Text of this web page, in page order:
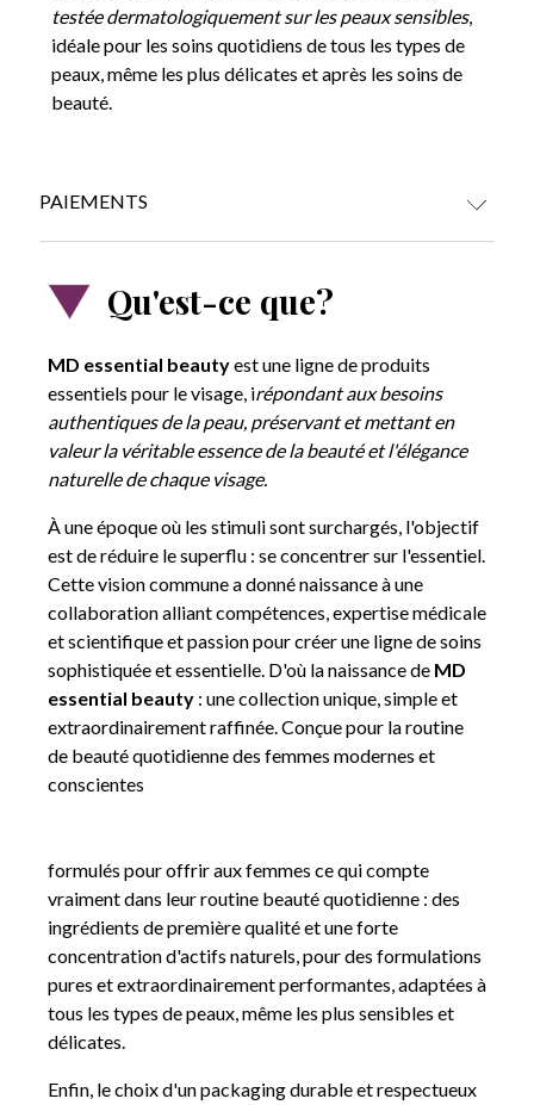
testée dermatologiquement sur les peaux sensibles,
idéale pour les soins quotidiens de tous les types de
peaux, même les plus délicates et après les soins de
beauté.
PAIEMENTS
PAYPAL (Possibilité de paiement en 3 fois (30-2 000 €) ou jusqu'à 24
fois (60-5 000 €))
TRANSFERT BANCAIRE
Qu'est-ce que?
MD essential beautyest une ligne de produits
essentiels pour le visage, irépondant aux besoins
authentiques de la peau, préservant et mettant en
valeur la véritable essence de la beauté et l'élégance
naturelle de chaque visage.
À une époque où les stimuli sont surchargés, l'objectif
est de réduire le superflu : se concentrer sur l'essentiel.
Cette vision commune a donné naissance à une
collaboration alliant compétences, expertise médicale
et scientifique et passion pour créer une ligne de soins
sophistiquée et essentielle. D'où la naissance de MD
essential beauty : une collection unique, simple et
extraordinairement raffinée. Conçue pour la routine
de beauté quotidienne des femmes modernes et
conscientes
formulés pour offrir aux femmes ce qui compte
vraiment dans leur routine beauté quotidienne : des
ingrédients de première qualité et une forte
concentration d'actifs naturels, pour des formulations
pures et extraordinairement performantes, adaptées à
tous les types de peaux, même les plus sensibles et
délicates.
Enfin, le choix d'un packaging durable et respectueux